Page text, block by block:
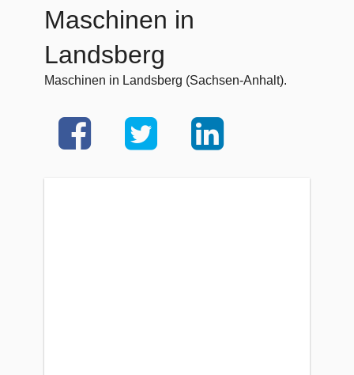
Maschinen in
Landsberg
Maschinen in Landsberg (Sachsen-Anhalt).